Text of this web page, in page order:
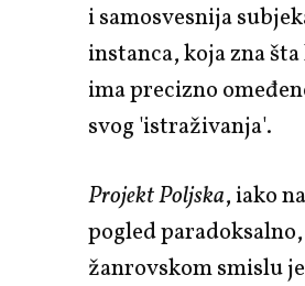
i samosvesnija
instanca, koja zna
ima precizno
svog 'istraživanja'.
Projekt Poljska, iako
pogled
žanrovskom smislu je